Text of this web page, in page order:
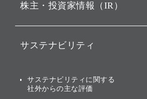
戦略
バリュー
ソフトバンクグループの歩
[AI] What dreams are made
ソフトバンク・ビジョン・
その他
グループ企業一覧
株主・投資家情報（IR）
IRカレンダー
業績・財務
サステナビリティ
トップメッセージ
サステナビリティに関する
社外からの主な評価